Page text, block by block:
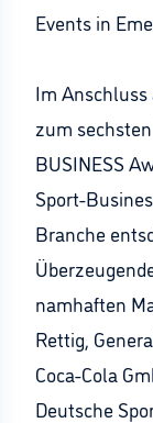
Events in
Im Anschluss
zum
BUSINESS
Sport-
Branche
namhaften
Rettig,
Coca-Cola
Deutsche